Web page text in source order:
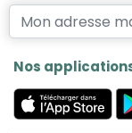
Nos